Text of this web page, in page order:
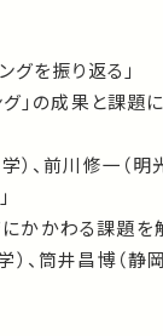
グを振り返る」
グ」の成果と課
）、前川修一（明
かわる課題を
、筒井昌博（静